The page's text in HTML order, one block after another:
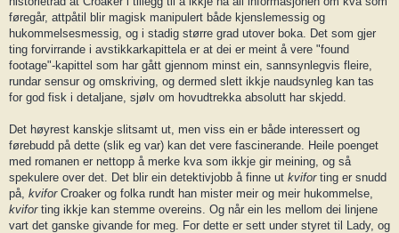
føregår, attpåtil blir magisk manipulert både kjenslemessig og
hukommelsesmessig, og i stadig større grad utover boka. Det som gjer
ting forvirrande i avstikkarkapittela er at dei er meint å vere "found
footage"-kapittel som har gått gjennom minst ein, sannsynlegvis fleire,
rundar sensur og omskriving, og dermed slett ikkje naudsynleg kan tas
for god fisk i detaljane, sjølv om hovudtrekka absolutt har skjedd.
Det høyrest kanskje slitsamt ut, men viss ein er både interessert og
førebudd på dette (slik eg var) kan det vere fascinerande. Heile poenget
med romanen er nettopp å merke kva som ikkje gir meining, og så
spekulere over det. Det blir ein detektivjobb å finne ut kviforting er snudd
på, kviforCroaker og folka rundt han mister meir og meir hukommelse,
kviforting ikkje kan stemme overeins. Og når ein les mellom dei linjene
vart det ganske givande for meg. For dette er sett under styret til Lady, og